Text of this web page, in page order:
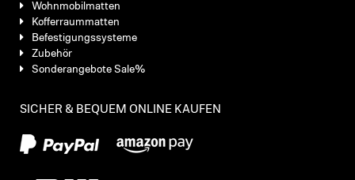
Wohnmobilmatten
Kofferraummatten
Befestigungssysteme
Zubehör
Sonderangebote Sale%
SICHER & BEQUEM ONLINE KAUFEN